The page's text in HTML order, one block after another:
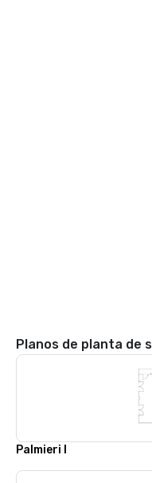
Planos de planta de
Palmieri I